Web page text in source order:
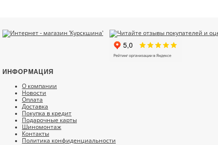
ИНФОРМАЦИЯ
О компании
Новости
Оплата
Доставка
Покупка в кредит
Подарочные карты
Шиномонтаж
Контакты
Политика конфиденциальности